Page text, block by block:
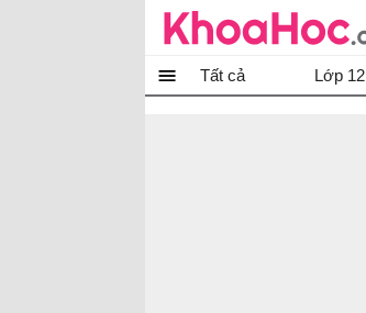
Tất cả Lớp 12